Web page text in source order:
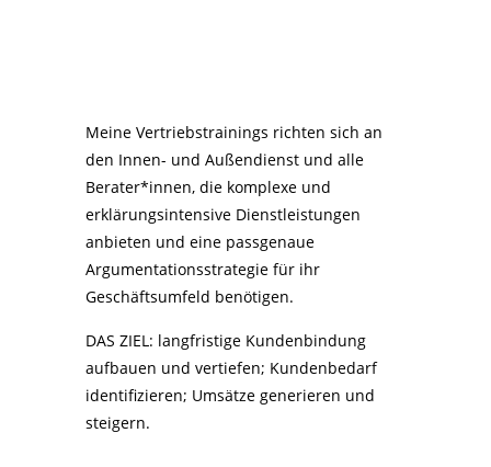
Meine Vertriebstrainings richten sich an
den Innen- und Außendienst und alle
Berater*innen, die komplexe und
erklärungsintensive Dienstleistungen
anbieten und eine passgenaue
Argumentationsstrategie für ihr
Geschäftsumfeld benötigen.
DAS ZIEL: langfristige Kundenbindung
aufbauen und vertiefen; Kundenbedarf
identifizieren; Umsätze generieren und
steigern.